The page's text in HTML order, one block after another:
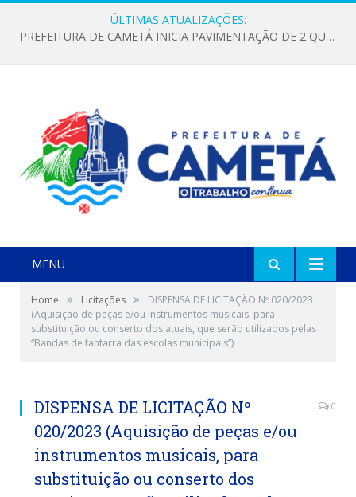
ÚLTIMAS ATUALIZAÇÕES:
PREFEITURA DE CAMETÁ INICIA PAVIMENTAÇÃO DE 2 QUILÔMETROS NA ESTRADA DO COCO, NO TRECHO DO MATAQUIRI
MENU
Home » Licitações »
DISPENSA DE LICITAÇÃO Nº 020/2023
(Aquisição de peças e/ou instrumentos musicais, para
substituição ou conserto dos atuais, que serão utilizados pelas
“Bandas de fanfarra das escolas municipais”)
DISPENSA DE LICITAÇÃO Nº
020/2023 (Aquisição de peças e/ou
instrumentos musicais, para
substituição ou conserto dos
0